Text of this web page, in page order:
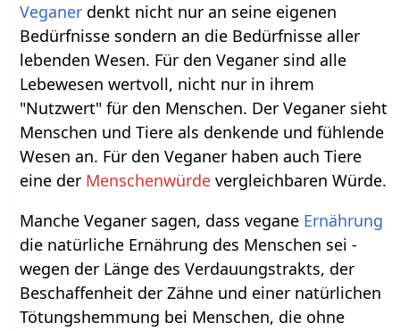
Veganer denkt nicht nur an seine eigenen
Bedürfnisse sondern an die Bedürfnisse aller
lebenden Wesen. Für den Veganer sind alle
Lebewesen wertvoll, nicht nur in ihrem
"Nutzwert" für den Menschen. Der Veganer sieht
Menschen und Tiere als denkende und fühlende
Wesen an. Für den Veganer haben auch Tiere
eine der Menschenwürde vergleichbaren Würde.
Manche Veganer sagen, dass vegane Ernährung
die natürliche Ernährung des Menschen sei -
wegen der Länge des Verdauungstrakts, der
Beschaffenheit der Zähne und einer natürlichen
Tötungshemmung bei Menschen, die ohne